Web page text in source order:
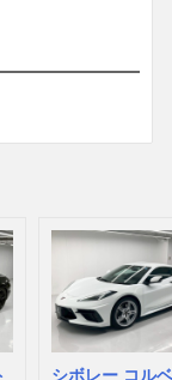
シボレー コル